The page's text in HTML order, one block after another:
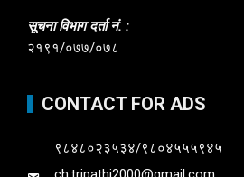
सूचना विभाग दर्ता नं. :
२१९१/०७७/०७८
CONTACT FOR ADS
९८४८०२३५३४/९८०४५५५९४५